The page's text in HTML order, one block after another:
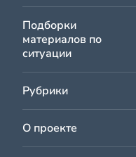
Подборки
материалов по
ситуации
Рубрики
О проекте